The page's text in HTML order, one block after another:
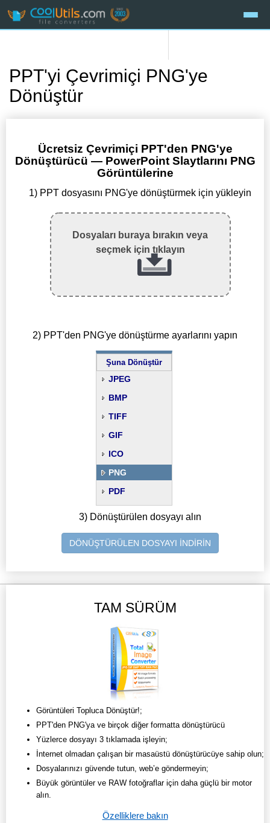
PPT'yi Çevrimiçi PNG'ye
Dönüştür
Ücretsiz Çevrimiçi PPT'den PNG'ye
Dönüştürücü — PowerPoint Slaytlarını PNG
Görüntülerine
1) PPT dosyasını PNG'ye dönüştürmek için yükleyin
Dosyaları buraya bırakın veya
seçmek için tıklayın
2) PPT'den PNG'ye dönüştürme ayarlarını yapın
Şuna Dönüştür
JPEG
BMP
TIFF
GIF
ICO
PNG
PDF
3) Dönüştürülen dosyayı alın
DÖNÜŞTÜRÜLEN DOSYAYI İNDİRİN
TAM SÜRÜM
Görüntüleri Topluca Dönüştür!;
PPT'den PNG'ya ve birçok diğer formatta dönüştürücü
Yüzlerce dosyayı 3 tıklamada işleyin;
İnternet olmadan çalışan bir masaüstü dönüştürücüye sahip olun;
Dosyalarınızı güvende tutun, web’e göndermeyin;
Büyük görüntüler ve RAW fotoğraflar için daha güçlü bir motor
alın.
Özelliklere bakın